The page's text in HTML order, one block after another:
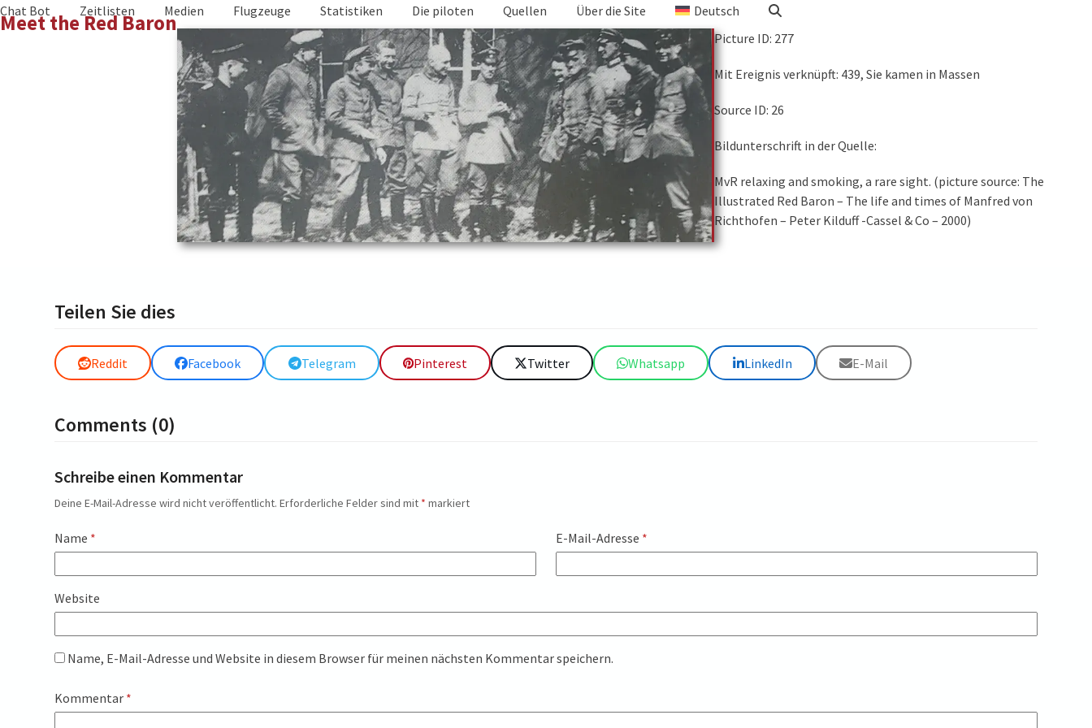
Skip
to
Meet the Red Baron
Chat Bot Zeitlisten Medien Flugzeuge Statistiken Die piloten Quellen Über die Site
Deutsch
Picture ID: 277
Mit Ereignis verknüpft: 439, Sie kamen in Massen
Source ID: 26
Bildunterschrift in der Quelle:
MvR relaxing and smoking, a rare sight. (picture source: The
Illustrated Red Baron – The life and times of Manfred von
Richthofen – Peter Kilduff -Cassel & Co – 2000)
Teilen Sie dies
Reddit Facebook Telegram Pinterest Twitter Whatsapp LinkedIn E-Mail
Comments (0)
Schreibe einen Kommentar
Deine E-Mail-Adresse wird nicht veröffentlicht. Erforderliche Felder sind mit * markiert
Name * E-Mail-Adresse *
Website
Name, E-Mail-Adresse und Website in diesem Browser für meinen nächsten Kommentar speichern.
Kommentar *